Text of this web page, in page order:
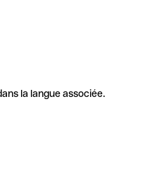
la langue associée.